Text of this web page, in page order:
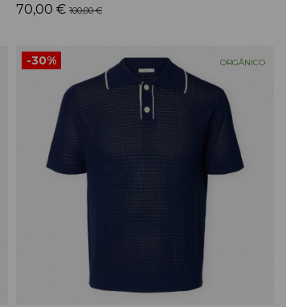
70,00 € 100,00 €
ORGÂNICO
-30%